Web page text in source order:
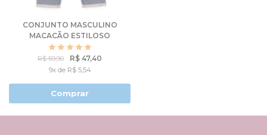
CONJUNTO MASCULINO
MACACÃO ESTILOSO
R$ 59,90 R$ 47,40
9x de R$ 5,54
Comprar